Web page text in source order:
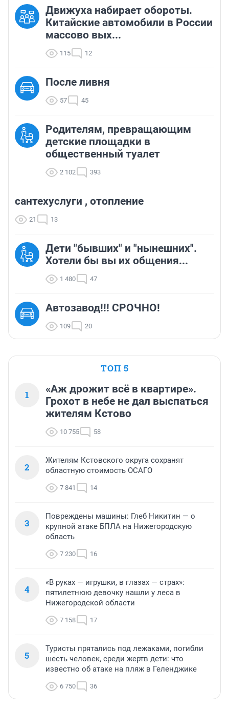
Движуха набирает обороты.
Китайские автомобили в России
массово вых...
115 12
После ливня
57 45
Родителям, превращающим
детские площадки в
общественный туалет
2 102 393
сантехуслуги , отопление
21 13
Дети "бывших" и "нынешних".
Хотели бы вы их общения...
1 480 47
Автозавод!!! СРОЧНО!
109 20
ТОП 5
1
«Аж дрожит всё в квартире».
Грохот в небе не дал выспаться
жителям Кстово
10 755 58
2
Жителям Кстовского округа сохранят
областную стоимость ОСАГО
7 841 14
3
Повреждены машины: Глеб Никитин — о
крупной атаке БПЛА на Нижегородскую
область
7 230 16
4
«В руках — игрушки, в глазах — страх»:
пятилетнюю девочку нашли у леса в
Нижегородской области
7 158 17
5
Туристы прятались под лежаками, погибли
шесть человек, среди жертв дети: что
известно об атаке на пляж в Геленджике
6 750 36